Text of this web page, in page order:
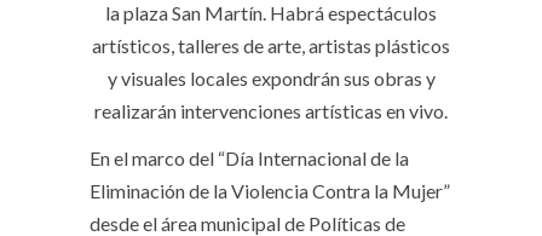
la plaza San Martín. Habrá espectáculos
artísticos, talleres de arte, artistas plásticos
y visuales locales expondrán sus obras y
realizarán intervenciones artísticas en vivo.
En el marco del “Día Internacional de la
Eliminación de la Violencia Contra la Mujer”
desde el área municipal de Políticas de